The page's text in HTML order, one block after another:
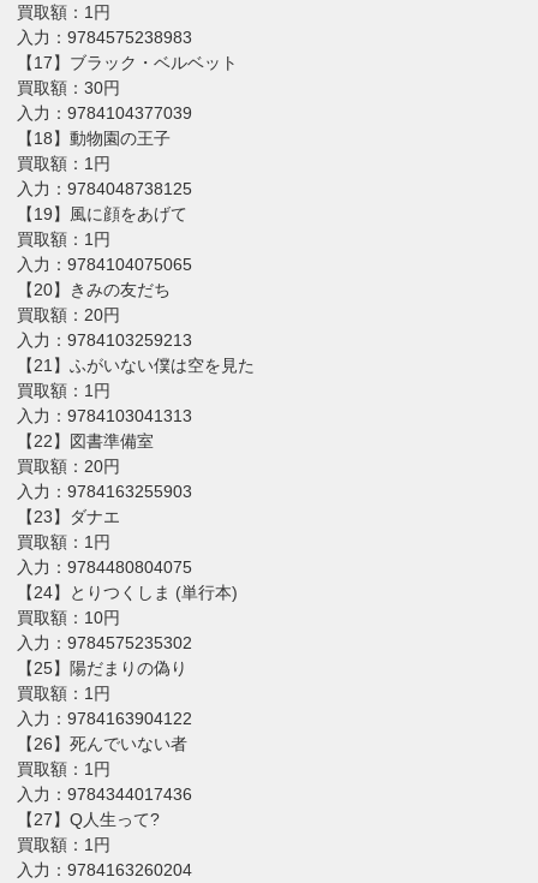
買取額：1円
入力：9784575238983
【17】ブラック・ベルベット
買取額：30円
入力：9784104377039
【18】動物園の王子
買取額：1円
入力：9784048738125
【19】風に顔をあげて
買取額：1円
入力：9784104075065
【20】きみの友だち
買取額：20円
入力：9784103259213
【21】ふがいない僕は空を見た
買取額：1円
入力：9784103041313
【22】図書準備室
買取額：20円
入力：9784163255903
【23】ダナエ
買取額：1円
入力：9784480804075
【24】とりつくしま (単行本)
買取額：10円
入力：9784575235302
【25】陽だまりの偽り
買取額：1円
入力：9784163904122
【26】死んでいない者
買取額：1円
入力：9784344017436
【27】Q人生って?
買取額：1円
入力：9784163260204